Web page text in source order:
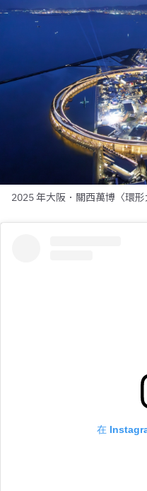
2025 年大阪．關西萬博〈環
在